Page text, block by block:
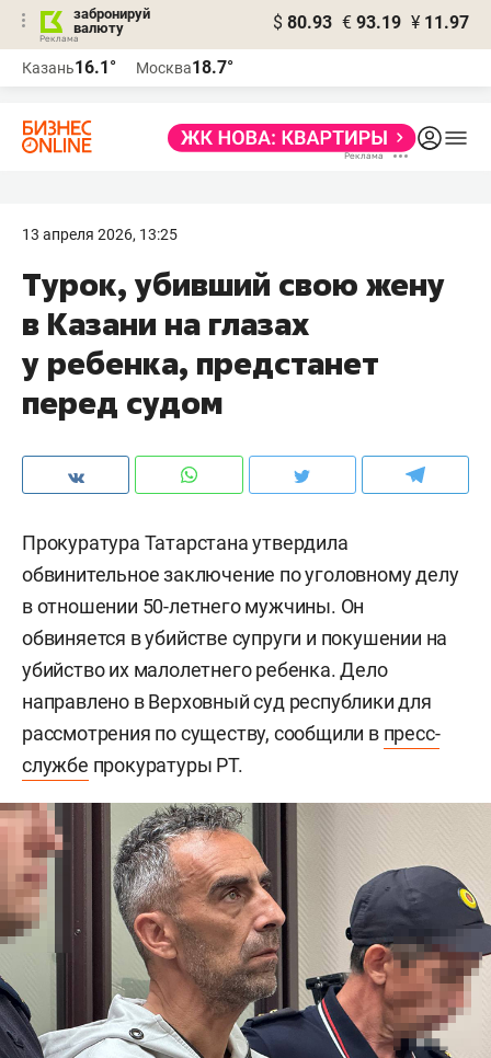
забронируй
валюту
$ 80.93 € 93.19 ¥ 11.97
Казань16.1° Москва18.7°
13 апреля 2026, 13:25
Турок, убивший свою жену
в Казани на глазах
у ребенка, предстанет
перед судом
Прокуратура Татарстана утвердила
обвинительное заключение по уголовному делу
в отношении 50-летнего мужчины. Он
обвиняется в убийстве супруги и покушении на
убийство их малолетнего ребенка. Дело
направлено в Верховный суд республики для
рассмотрения по существу, сообщили в пресс-
службе прокуратуры РТ.